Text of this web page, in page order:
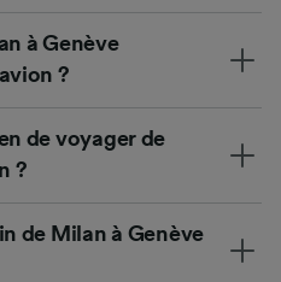
à Genève
?
de voyager de
?
de Milan à Genève